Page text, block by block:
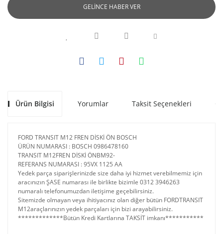
GELİNCE HABER VER
Ürün Bilgisi Yorumlar Taksit Seçenekleri
FORD TRANSIT M12 FREN DİSKİ ÖN BOSCH
ÜRÜN NUMARASI : BOSCH 0986478160
TRANSIT M12FREN DİSKİ ÖNBM92-
REFERANS NUMARASI : 95VX 1125 AA
Yedek parça siparişlerinizde size daha iyi hizmet verebilmemiz için
aracınızın ŞASE numarası ile birlikte bizimle 0312 3946263
numaralı telefonumuzdan iletişime geçebilirsiniz.
Sitemizde olmayan veya ihitiyacınız olan diğer bütün FORDTRANSIT
M12araçlarınızın yedek parçaları için bizi arayabilirsiniz.
*************Bütün Kredi Kartlarına TAKSİT imkanı***********